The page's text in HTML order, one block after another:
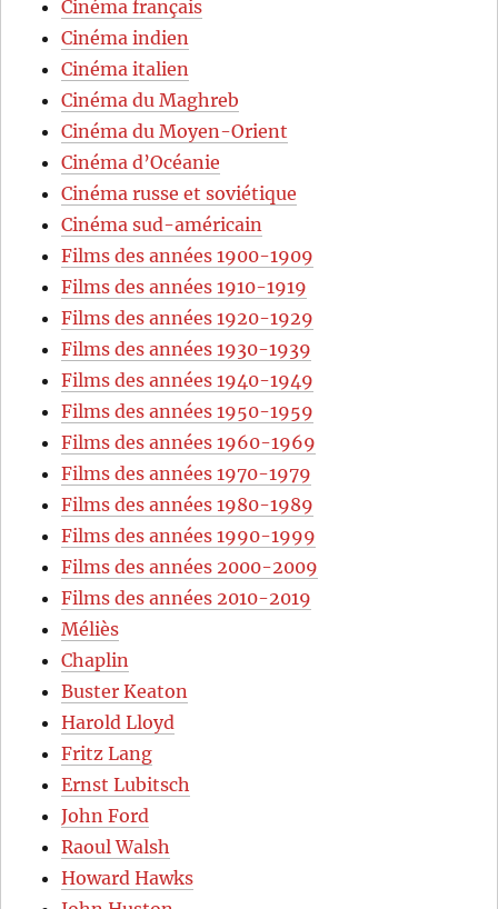
Cinéma français
Cinéma indien
Cinéma italien
Cinéma du Maghreb
Cinéma du Moyen-Orient
Cinéma d’Océanie
Cinéma russe et soviétique
Cinéma sud-américain
Films des années 1900-1909
Films des années 1910-1919
Films des années 1920-1929
Films des années 1930-1939
Films des années 1940-1949
Films des années 1950-1959
Films des années 1960-1969
Films des années 1970-1979
Films des années 1980-1989
Films des années 1990-1999
Films des années 2000-2009
Films des années 2010-2019
Méliès
Chaplin
Buster Keaton
Harold Lloyd
Fritz Lang
Ernst Lubitsch
John Ford
Raoul Walsh
Howard Hawks